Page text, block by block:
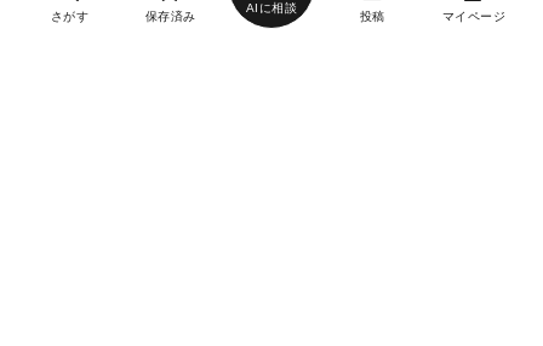
さがす 保存済み
AIに相談
投稿 マイページ